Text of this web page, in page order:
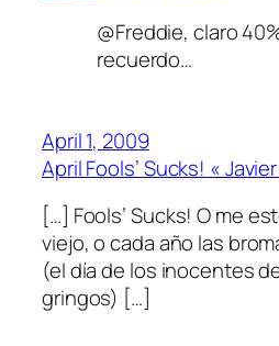
@Freddie, claro
recuerdo…
April 1, 2009
April Fools’ Sucks! «
[…] Fools’ Sucks! O me
viejo, o cada año las
(el día de los inocentes
gringos) […]